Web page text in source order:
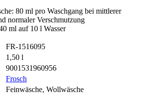
80 ml pro Waschgang bei mittlerer
normaler Verschmutzung
ml auf 10 l Wasser
FR-1516095
1,50 l
9001531960956
Frosch
Feinwäsche, Wollwäsche